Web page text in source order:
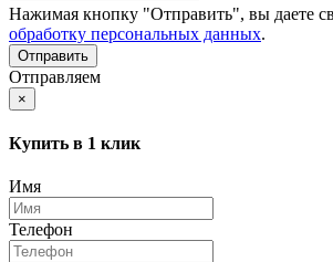
Нажимая кнопку "Отправить", вы даете
обработку персональных данных.
Отправляем
×
Купить в 1 клик
Имя
Телефон